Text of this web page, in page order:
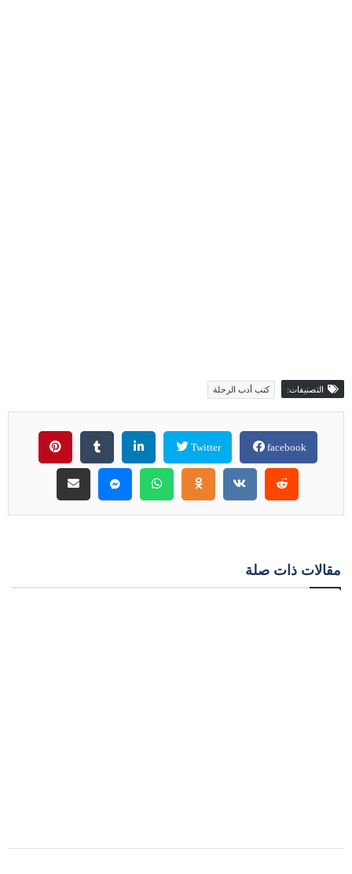
التصنيفات: كتب أدب الرحلة
facebook
Twitter
مقالات ذات صلة